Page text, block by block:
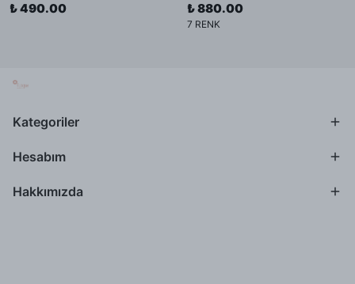
₺ 490.00 ₺ 880.00
7 RENK
Kategoriler
Hesabım
Hakkımızda